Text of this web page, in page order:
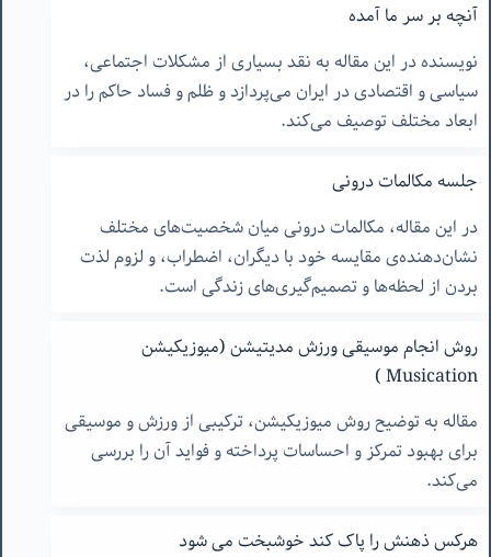
آنچه بر سر ما آمده
نویسنده در این مقاله به نقد بسیاری از مشکلات اجتماعی،
سیاسی و اقتصادی در ایران می‌پردازد و ظلم و فساد حاکم را در
ابعاد مختلف توصیف می‌کند.
جلسه مکالمات درونی
در این مقاله، مکالمات درونی میان شخصیت‌های مختلف
نشان‌دهنده‌ی مقایسه خود با دیگران، اضطراب، و لزوم لذت
بردن از لحظه‌ها و تصمیم‌گیری‌های زندگی است.
روش انجام موسیقی ورزش مدیتیشن (میوزیکیشن
Musication )
مقاله به توضیح روش میوزیکیشن، ترکیبی از ورزش و موسیقی
برای بهبود تمرکز و احساسات پرداخته و فواید آن را بررسی
می‌کند.
هرکس ذهنش را پاک کند خوشبخت می شود